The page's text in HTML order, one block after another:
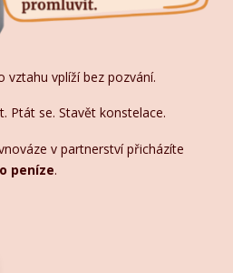
vztahu vplíží bez pozvání.
Ptát se. Stavět konstelace.
v partnerství přicházíte
peníze.